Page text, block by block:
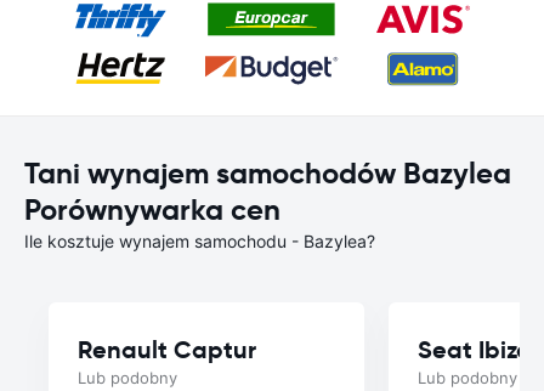
Tani wynajem samochodów Bazylea
Porównywarka cen
Ile kosztuje wynajem samochodu - Bazylea?
Renault Captur
Lub podobny
Seat Ibiza
Lub podobny